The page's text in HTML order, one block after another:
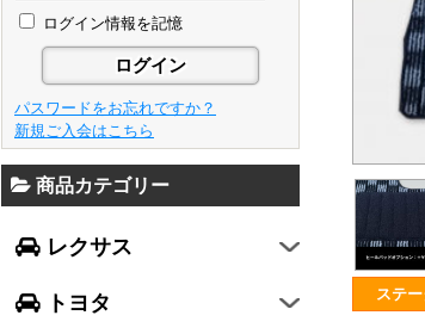
ステ
ログイン情報を記憶
パスワードをお忘れですか？
新規ご入会はこちら
商品カテゴリー
レクサス
NX
RX
LX570
RC
LC
トヨタ
カローラ フィールダー
プリウスα
FJクルーザー
CH-R
ハリアー
86
セレナ
エルグランド
エクストレイル
ティアナ
スカイライン
N-ONE
N-BOX
N-BOX SLASH
N-BOX+
N-WGN
グレイス
フレアワゴン
フレアクロスオーバー
キャロル
デミオ
アクセラ スポーツ
アテンザ ワゴン
レガシィ B4
レガシィ アウトバック
WRX S4
ミラ イース
ミラ
ミラ ココア
スペーシア